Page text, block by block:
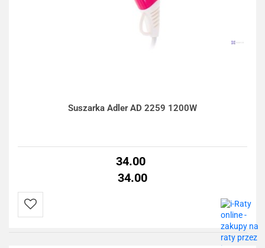
Suszarka Adler AD 2259 1200W
34.00
34.00
Do